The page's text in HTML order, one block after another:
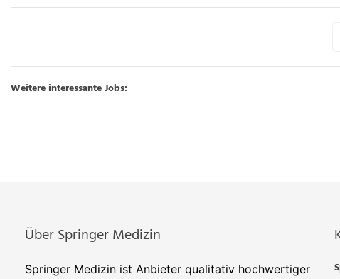
Weitere interessante Jobs:
Über Springer Medizin
Springer Medizin ist Anbieter qualitativ hochwertiger